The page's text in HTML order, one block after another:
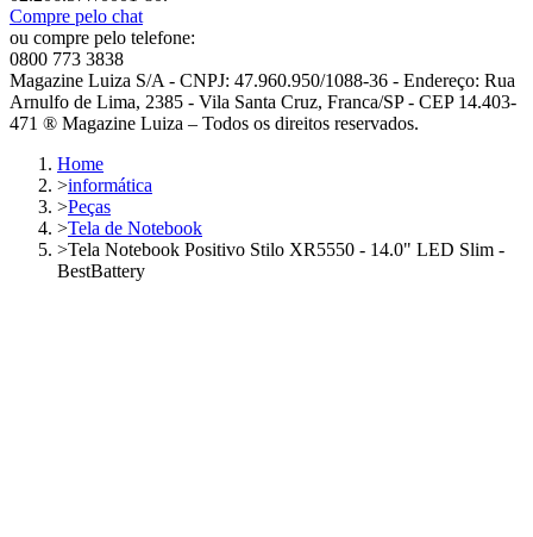
Compre pelo chat
ou compre pelo telefone:
0800 773 3838
Magazine Luiza S/A - CNPJ: 47.960.950/1088-36 - Endereço: Rua
Arnulfo de Lima, 2385 - Vila Santa Cruz, Franca/SP - CEP 14.403-
471 ® Magazine Luiza – Todos os direitos reservados.
Home
>informática
>Peças
>Tela de Notebook
>Tela Notebook Positivo Stilo XR5550 - 14.0" LED Slim -
BestBattery